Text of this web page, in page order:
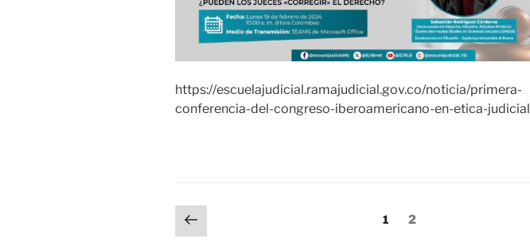
https://escuelajudicial.ramajudicial.gov.co/noticia/primera-
conferencia-del-congreso-iberoamericano-en-etica-judicial
Paginación
Página
anterior
Página
1 Página
2